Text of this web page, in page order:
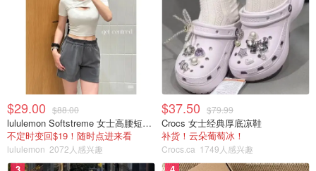
$29.00 $88.00
lululemon Softstreme 女士高腰短裤 10cm
不定时变回$19！随时点进来看
lululemon 2072人感兴趣
$37.50 $79.99
Crocs 女士经典厚底凉鞋
补货！云朵葡萄冰！
Crocs.ca 1749人感兴趣